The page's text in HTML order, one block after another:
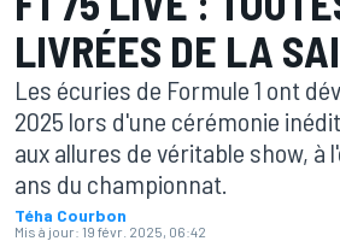
LIVRÉES DE LA
Les écuries de Formule 1 ont
2025 lors d'une cérémonie
aux allures de véritable show, à
ans du championnat.
Téha Courbon
Mis à jour: 19 févr. 2025, 06:42